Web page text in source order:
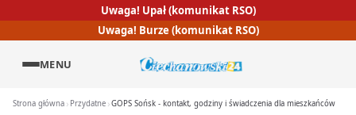
Uwaga! Upał (komunikat RSO)
Uwaga! Burze (komunikat RSO)
MENU
Strona główna Przydatne GOPS Sońsk - kontakt, godziny i świadczenia dla mieszkańców